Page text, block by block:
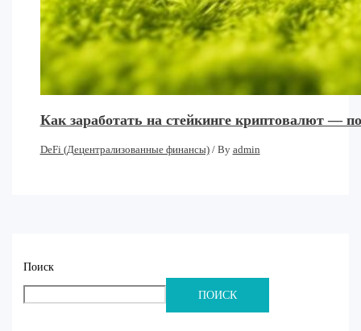
Как заработать на стейкинге криптовалют —
DeFi (Децентрализованные финансы)/ By admin
Поиск
ПОИСК